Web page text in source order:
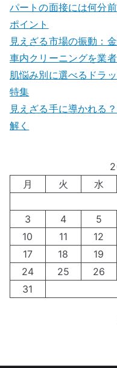
パートの面接には何分
ポイント
見えざる市場の振動：
車内クリーニングを業
肌悩み別に選べるドラ
特集
見えざる手に導かれる
解く
月
火 水
3
4 5
10
11 12
17
18 19
24
25 26
31